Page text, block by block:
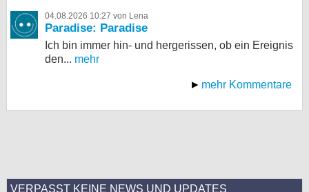
04.08.2026 10:27 von Lena
Paradise: Paradise
Ich bin immer hin- und hergerissen, ob ein Ereignis
den... mehr
mehr Kommentare
VERPASST KEINE NEWS UND UPDATES